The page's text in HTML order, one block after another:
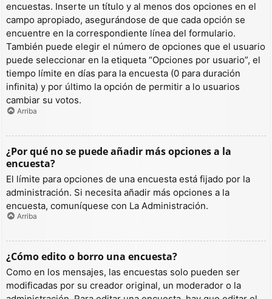
encuestas. Inserte un título y al menos dos opciones en el
campo apropiado, asegurándose de que cada opción se
encuentre en la correspondiente línea del formulario.
También puede elegir el número de opciones que el usuario
puede seleccionar en la etiqueta “Opciones por usuario”, el
tiempo límite en días para la encuesta (0 para duración
infinita) y por último la opción de permitir a lo usuarios
cambiar su votos.
Arriba
¿Por qué no se puede añadir más opciones a la
encuesta?
El límite para opciones de una encuesta está fijado por la
administración. Si necesita añadir más opciones a la
encuesta, comuníquese con La Administración.
Arriba
¿Cómo edito o borro una encuesta?
Como en los mensajes, las encuestas solo pueden ser
modificadas por su creador original, un moderador o la